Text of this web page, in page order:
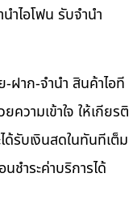
ำไอโฟน รับจำนำ
ฝาก-จำนำ สินค้าไอที
ความเข้าใจ ให้เกียรติ
ด้รับเงินสดในทันทีเต็ม
ชำระค่าบริการได้